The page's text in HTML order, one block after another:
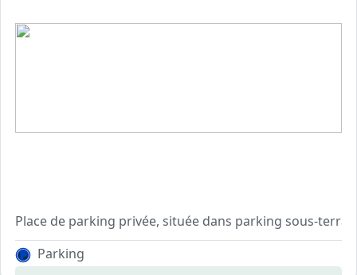
Place de parking privée, située dans parking sous-
Parking